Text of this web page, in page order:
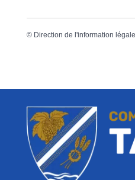
© Direction de l'information